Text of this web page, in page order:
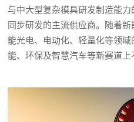
与中大型复杂模具研发制造能力
同步研发的主流供应商。随着
能光电、电动化、轻量化等领
能、环保及智慧汽车等新赛道上